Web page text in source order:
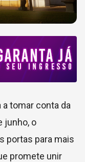
tomar conta da
junho, o
portas para mais
promete unir